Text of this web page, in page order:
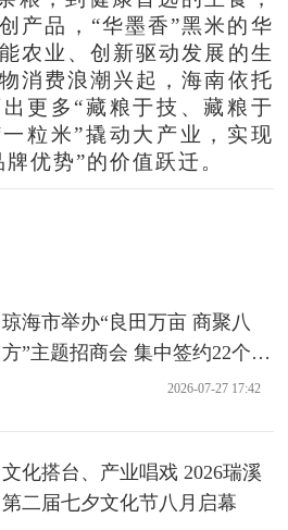
产品，“华墨香”黑米的华
农业、创新驱动发展的生
消费浪潮兴起，海南依托
更多“藏粮于技、藏粮于
粒米”撬动大产业，实现
优势”的价值跃迁。
琼海市举办“良田万亩 商聚八
方”主题招商会 集中签约22个农
2026-07-27 17:42
文化搭台、产业唱戏 2026瑞溪
第二届七夕文化节八月启幕